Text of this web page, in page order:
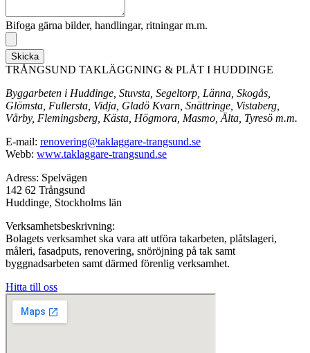
Bifoga gärna bilder, handlingar, ritningar m.m.
Skicka
TRÅNGSUND TAKLÄGGNING & PLÅT I HUDDINGE
Byggarbeten i Huddinge, Stuvsta, Segeltorp, Länna, Skogås,
Glömsta, Fullersta, Vidja, Gladö Kvarn, Snättringe, Vistaberg,
Vårby, Flemingsberg, Kästa, Högmora, Masmo, Älta, Tyresö m.m.
E-mail: renovering@taklaggare-trangsund.se
Webb: www.taklaggare-trangsund.se
Adress: Spelvägen
142 62 Trångsund
Huddinge, Stockholms län
Verksamhetsbeskrivning:
Bolagets verksamhet ska vara att utföra takarbeten, plåtslageri,
måleri, fasadputs, renovering, snöröjning på tak samt
byggnadsarbeten samt därmed förenlig verksamhet.
Hitta till oss